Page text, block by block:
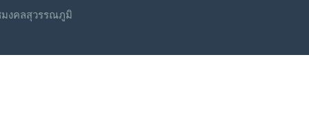
มงคลสุวรรณภูมิ